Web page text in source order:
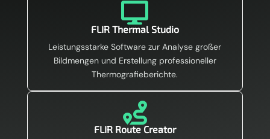

FLIR Thermal Studio
Leistungsstarke Software zur Analyse großer
Bildmengen und Erstellung professioneller
Thermografieberichte.

FLIR Route Creator